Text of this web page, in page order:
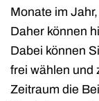
Monate im
Daher können
Dabei können
frei wählen und
Zeitraum die